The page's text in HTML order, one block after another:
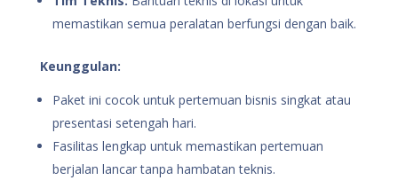
memastikan semua peralatan berfungsi dengan baik.
Keunggulan:
Paket ini cocok untuk pertemuan bisnis singkat atau
presentasi setengah hari.
Fasilitas lengkap untuk memastikan pertemuan
berjalan lancar tanpa hambatan teknis.